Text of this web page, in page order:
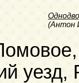
(Антон
уезд,